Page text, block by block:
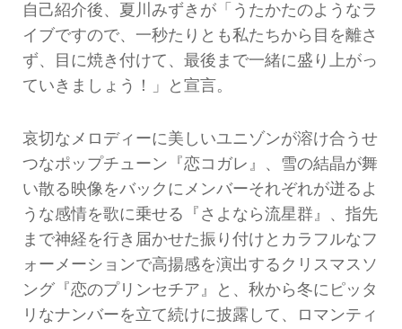
自己紹介後、夏川みずきが「うたかたのようなラ
イブですので、一秒たりとも私たちから目を離さ
ず、目に焼き付けて、最後まで一緒に盛り上がっ
ていきましょう！」と宣言。
哀切なメロディーに美しいユニゾンが溶け合うせ
つなポップチューン『恋コガレ』、雪の結晶が舞
い散る映像をバックにメンバーそれぞれが迸るよ
うな感情を歌に乗せる『さよなら流星群』、指先
まで神経を行き届かせた振り付けとカラフルなフ
ォーメーションで高揚感を演出するクリスマスソ
ング『恋のプリンセチア』と、秋から冬にピッタ
リなナンバーを立て続けに披露して、ロマンティ